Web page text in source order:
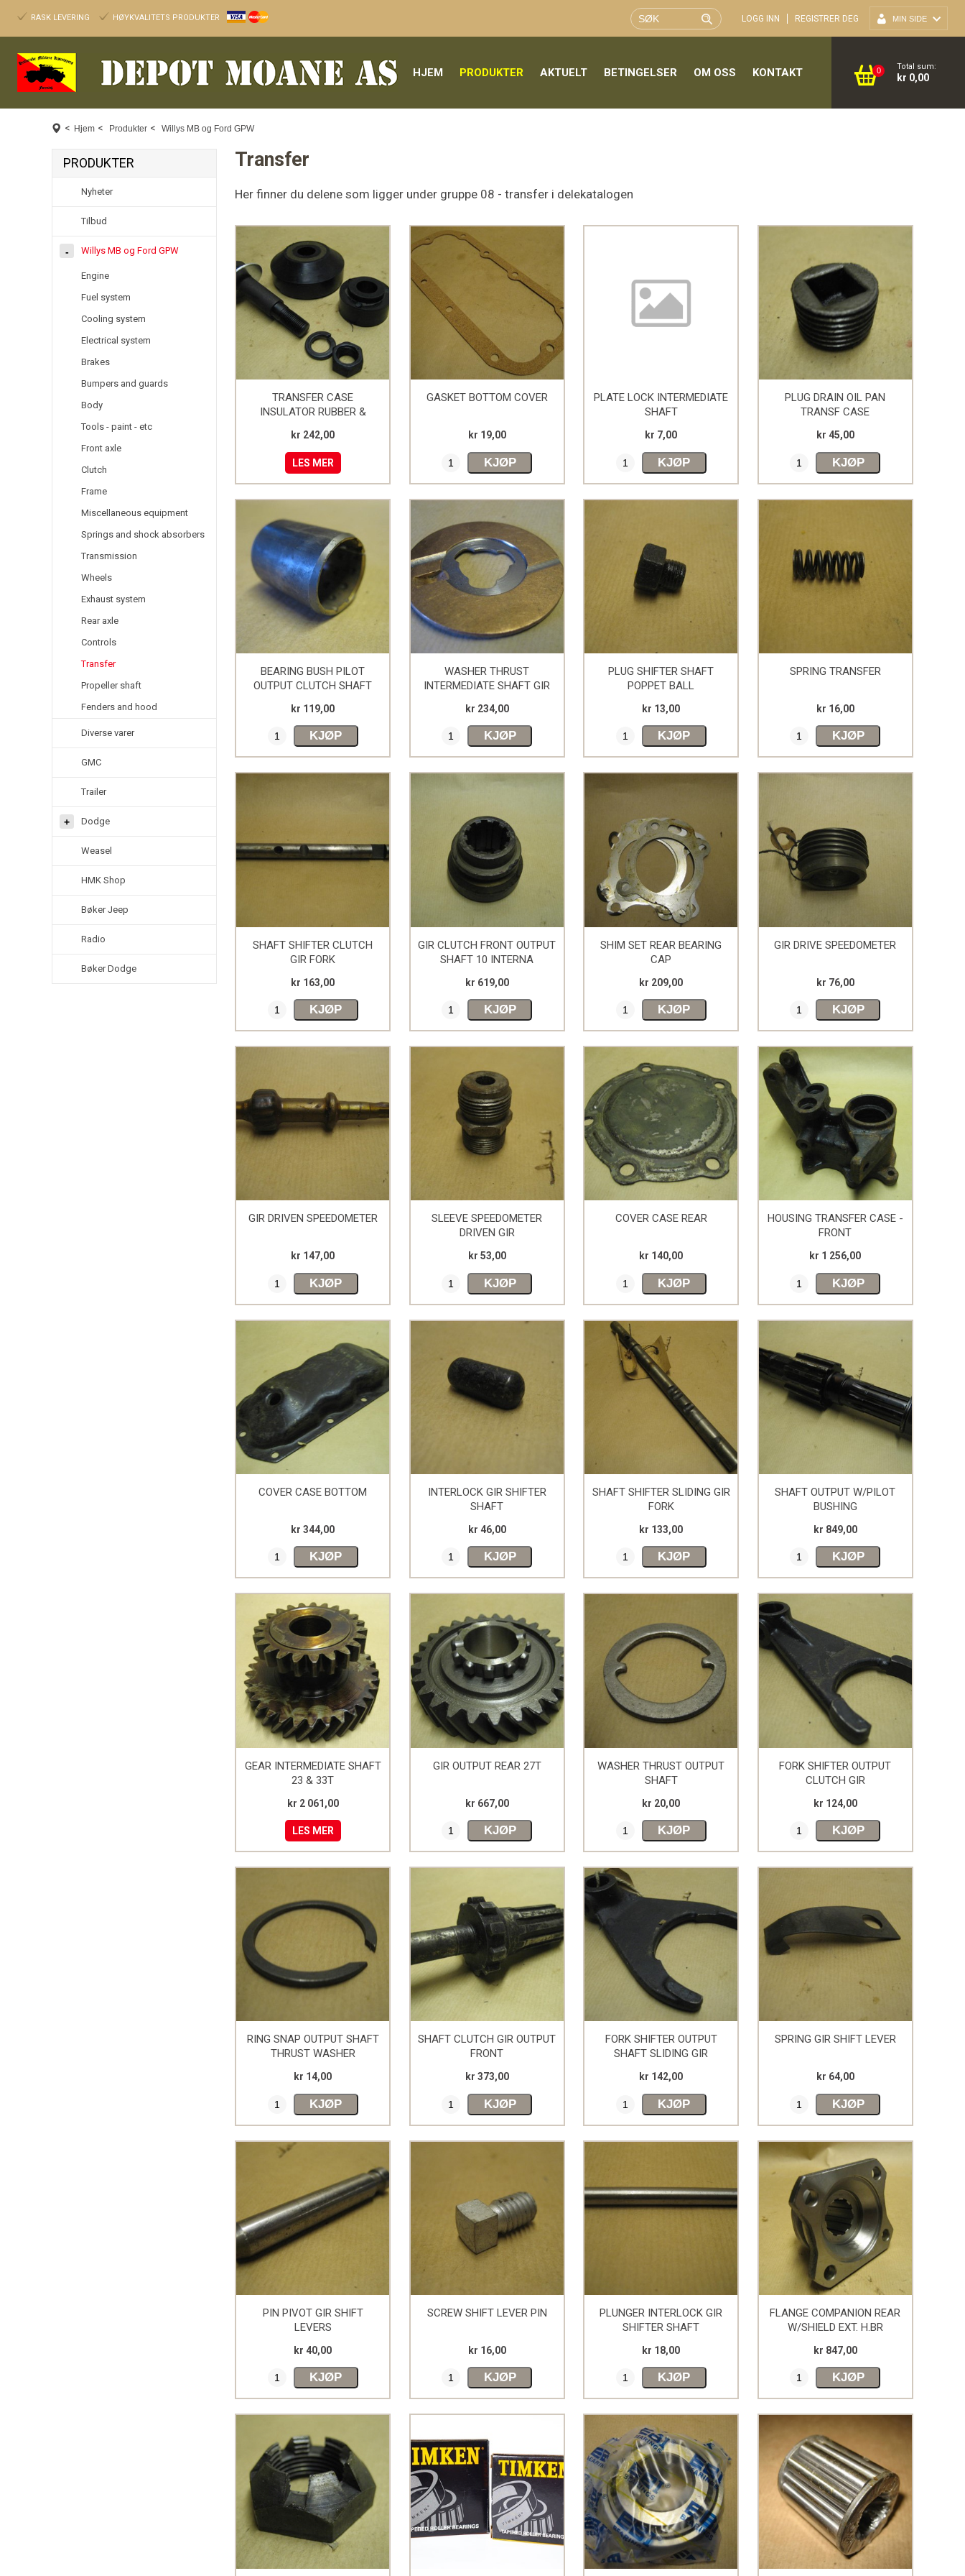
RASK LEVERING HØYKVALITETS PRODUKTER MIN SIDE
LOGG INN REGISTRER DEG
0 Total sum:
kr 0,00
HJEM PRODUKTER AKTUELT BETINGELSER OM OSS KONTAKT
< Hjem < Produkter < Willys MB og Ford GPW
PRODUKTER
Nyheter
Tilbud
Willys MB og Ford GPW
Engine
Fuel system
Cooling system
Electrical system
Brakes
Bumpers and guards
Body
Tools - paint - etc
Front axle
Clutch
Frame
Miscellaneous equipment
Springs and shock absorbers
Transmission
Wheels
Exhaust system
Rear axle
Controls
Transfer
Propeller shaft
Fenders and hood
Diverse varer
GMC
Trailer
Dodge
Weasel
HMK Shop
Bøker Jeep
Radio
Bøker Dodge
Transfer
Her finner du delene som ligger under gruppe 08 - transfer i delekatalogen
TRANSFER CASE
INSULATOR RUBBER &
kr 242,00
LES MER
GASKET BOTTOM COVER
kr 19,00
KJØP
PLATE LOCK INTERMEDIATE
SHAFT
kr 7,00
KJØP
PLUG DRAIN OIL PAN
TRANSF CASE
kr 45,00
KJØP
BEARING BUSH PILOT
OUTPUT CLUTCH SHAFT
kr 119,00
KJØP
WASHER THRUST
INTERMEDIATE SHAFT GIR
kr 234,00
KJØP
PLUG SHIFTER SHAFT
POPPET BALL
kr 13,00
KJØP
SPRING TRANSFER
kr 16,00
KJØP
SHAFT SHIFTER CLUTCH
GIR FORK
kr 163,00
KJØP
GIR CLUTCH FRONT OUTPUT
SHAFT 10 INTERNA
kr 619,00
KJØP
SHIM SET REAR BEARING
CAP
kr 209,00
KJØP
GIR DRIVE SPEEDOMETER
kr 76,00
KJØP
GIR DRIVEN SPEEDOMETER
kr 147,00
KJØP
SLEEVE SPEEDOMETER
DRIVEN GIR
kr 53,00
KJØP
COVER CASE REAR
kr 140,00
KJØP
HOUSING TRANSFER CASE -
FRONT
kr 1 256,00
KJØP
COVER CASE BOTTOM
kr 344,00
KJØP
INTERLOCK GIR SHIFTER
SHAFT
kr 46,00
KJØP
SHAFT SHIFTER SLIDING GIR
FORK
kr 133,00
KJØP
SHAFT OUTPUT W/PILOT
BUSHING
kr 849,00
KJØP
GEAR INTERMEDIATE SHAFT
23 & 33T
kr 2 061,00
LES MER
GIR OUTPUT REAR 27T
kr 667,00
KJØP
WASHER THRUST OUTPUT
SHAFT
kr 20,00
KJØP
FORK SHIFTER OUTPUT
CLUTCH GIR
kr 124,00
KJØP
RING SNAP OUTPUT SHAFT
THRUST WASHER
kr 14,00
KJØP
SHAFT CLUTCH GIR OUTPUT
FRONT
kr 373,00
KJØP
FORK SHIFTER OUTPUT
SHAFT SLIDING GIR
kr 142,00
KJØP
SPRING GIR SHIFT LEVER
kr 64,00
KJØP
PIN PIVOT GIR SHIFT
LEVERS
kr 40,00
KJØP
SCREW SHIFT LEVER PIN
kr 16,00
KJØP
PLUNGER INTERLOCK GIR
SHIFTER SHAFT
kr 18,00
KJØP
FLANGE COMPANION REAR
W/SHIELD EXT. H.BR
kr 847,00
KJØP